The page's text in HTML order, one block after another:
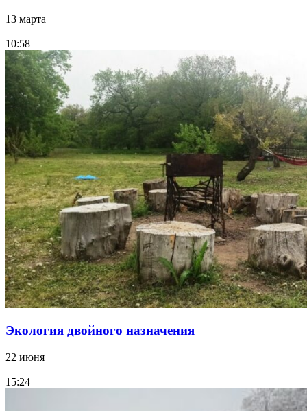
13 марта
10:58
Экология двойного назначения
22 июня
15:24